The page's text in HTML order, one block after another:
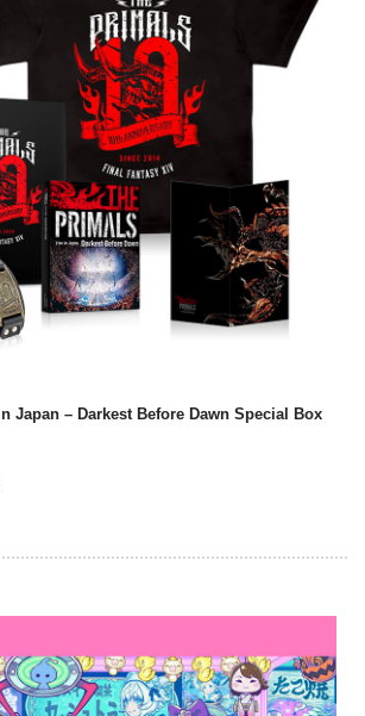
Japan – Darkest Before Dawn Special Box